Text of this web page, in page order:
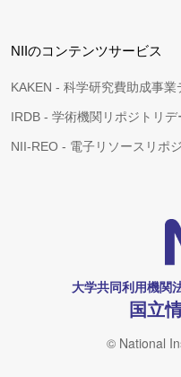
NIIのコンテンツサービス
KAKEN - 科学研究費助成事業
IRDB - 学術機関リポジトリデ
NII-REO - 電子リソースリポ
大学共同利用機関
国立
© National